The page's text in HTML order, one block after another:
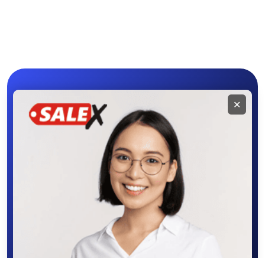
гигиены
Мобильное
приложение
Скачайте приложение в Google Play –
крутите колесо фортуны, выигрывайте
бонусы, удобно ищите и размещайте
объявления - все это в нашем мобильном
приложении SALEX!
✕